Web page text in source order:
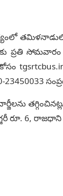
సోమవారం
కోసం
23450033
రూ. 6, రాజధాని